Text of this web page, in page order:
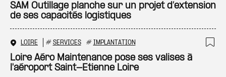
SAM Outillage planche sur un projet d’extension
de ses capacités logistiques
LOIRE # SERVICES # IMPLANTATION
Loire Aéro Maintenance pose ses valises à
l'aéroport Saint-Etienne Loire